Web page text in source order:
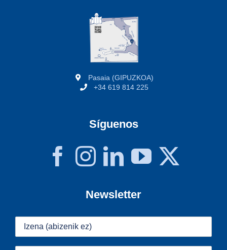
Pasaia (GIPUZKOA)
+34 619 814 225
Síguenos
Newsletter